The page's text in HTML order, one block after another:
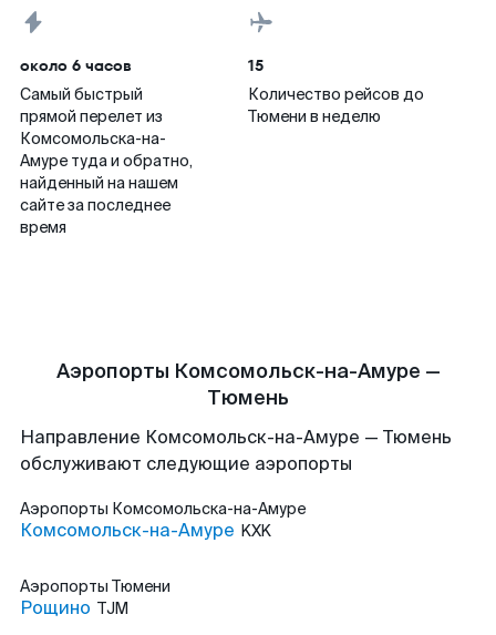
около 6 часов
Самый быстрый
прямой перелет из
Комсомольска-на-
Амуре туда и обратно,
найденный на нашем
сайте за последнее
время
15
Количество рейсов до
Тюмени в неделю
Аэропорты Комсомольск-на-Амуре —
Тюмень
Направление Комсомольск-на-Амуре — Тюмень
обслуживают следующие аэропорты
Аэропорты Комсомольска-на-Амуре
Комсомольск-на-Амуре KXK
Аэропорты Тюмени
Рощино TJM